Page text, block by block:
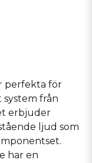
perfekta för
system från
erbjuder
ljud som
har en